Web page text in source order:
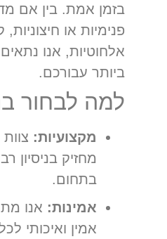
בזמן אמת. בין אם
פנימיות או חיצוניות,
אלחוטיות, אנו
ביותר עבורכם.
למה לבחור
מקצועיות:
מחזיק בניסיון
בתחום.
אמינות: אנו
אמין ואיכותי